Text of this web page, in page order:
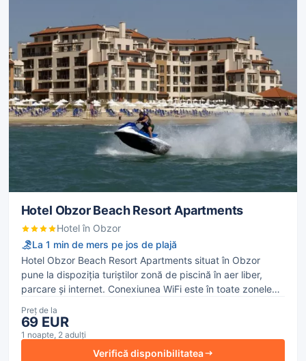
Hotel Obzor Beach Resort Apartments
Hotel în Obzor
La 1 min de mers pe jos de plajă
Hotel Obzor Beach Resort Apartments situat în Obzor
pune la dispoziția turiștilor zonă de piscină în aer liber,
parcare și internet. Conexiunea WiFi este în toate zonele
Preț de la
69 EUR
1 noapte, 2 adulți
Verifică disponibilitatea